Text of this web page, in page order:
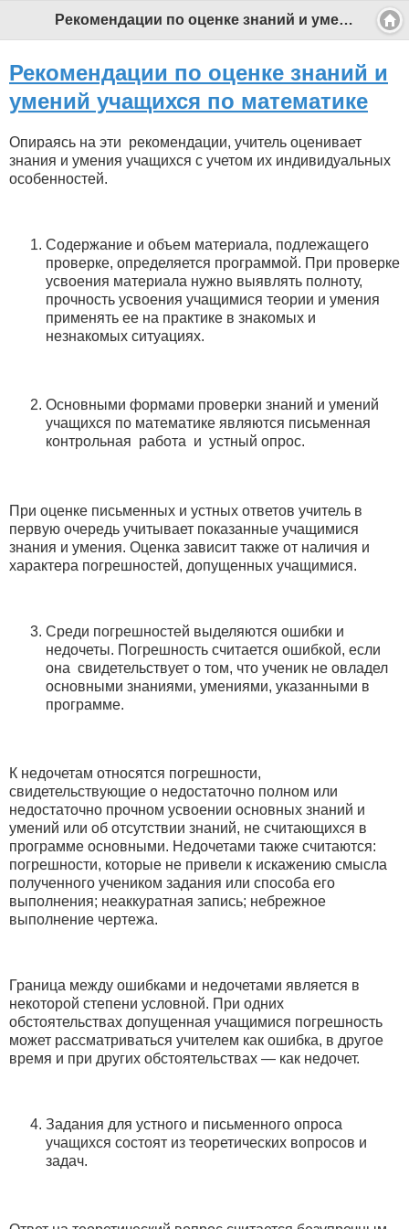
Рекомендации по оценке знаний и умений учащихся по математике - Профессиональный педагог
Рекомендации по оценке знаний и
умений учащихся по математике
Опираясь на эти рекомендации, учитель оценивает
знания и умения учащихся с учетом их индивидуальных
особенностей.
Содержание и объем материала, подлежащего
проверке, определяется программой. При проверке
усвоения материала нужно выявлять полноту,
прочность усвоения учащимися теории и умения
применять ее на практике в знакомых и
незнакомых ситуациях.
Основными формами проверки знаний и умений
учащихся по математике являются письменная
контрольная работа и устный опрос.
При оценке письменных и устных ответов учитель в
первую очередь учитывает показанные учащимися
знания и умения. Оценка зависит также от наличия и
характера погрешностей, допущенных учащимися.
Среди погрешностей выделяются ошибки и
недочеты. Погрешность считается ошибкой, если
она свидетельствует о том, что ученик не овладел
основными знаниями, умениями, указанными в
программе.
К недочетам относятся погрешности,
свидетельствующие о недостаточно полном или
недостаточно прочном усвоении основных знаний и
умений или об отсутствии знаний, не считающихся в
программе основными. Недочетами также считаются:
погрешности, которые не привели к искажению смысла
полученного учеником задания или способа его
выполнения; неаккуратная запись; небрежное
выполнение чертежа.
Граница между ошибками и недочетами является в
некоторой степени условной. При одних
обстоятельствах допущенная учащимися погрешность
может рассматриваться учителем как ошибка, в другое
время и при других обстоятельствах — как недочет.
Задания для устного и письменного опроса
учащихся состоят из теоретических вопросов и
задач.